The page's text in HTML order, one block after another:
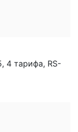
4 тарифа, RS-